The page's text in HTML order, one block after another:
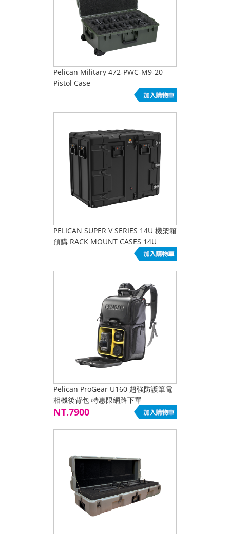
Pelican Military 472-PWC-M9-20
Pistol Case
PELICAN SUPER V SERIES 14U 機架箱
預購 RACK MOUNT CASES 14U
Pelican ProGear U160 超強防護筆電
相機後背包 特惠限網路下單
NT.7900